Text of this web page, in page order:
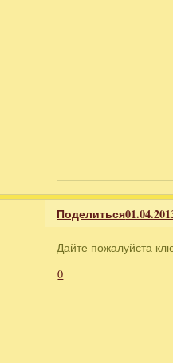
Поделиться
Дайте пожалуйста
0